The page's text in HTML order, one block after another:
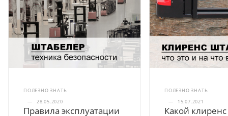
ПОЛЕЗНО ЗНАТЬ
—
28.05.2020
Правила эксплуатации
ПОЛЕЗНО ЗНАТЬ
—
15.07.2021
Какой клиренс